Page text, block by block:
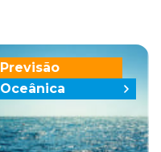
Previsão
Oceânica